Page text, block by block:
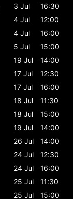
3 Jul
16:30
4 Jul
12:00
4 Jul
16:00
5 Jul
15:00
19 Jul
14:00
17 Jul
12:30
17 Jul
16:00
18 Jul
11:30
18 Jul
15:00
19 Jul
14:00
26 Jul
14:00
24 Jul
12:30
24 Jul
16:00
25 Jul
11:30
25 Jul
15:00